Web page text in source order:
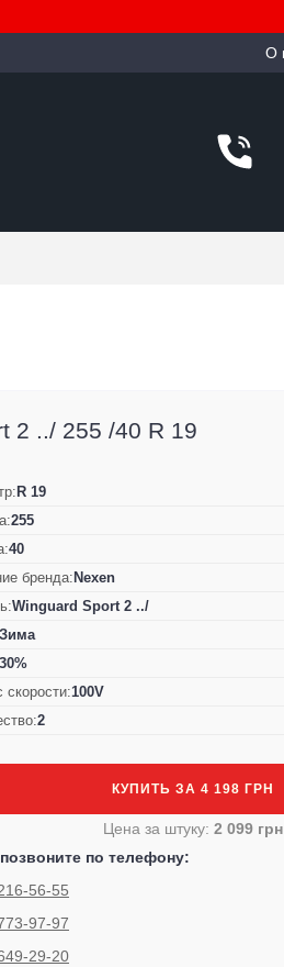
О
2 ../ 255 /40 R 19
R 19
255
40
бренда:Nexen
Winguard Sport 2 ../
Зима
30%
скорости:100V
2
КУПИТЬ ЗА 4 198 ГРН
Цена за штуку: 2 099 грн
по телефону:
56-55
97-97
29-20